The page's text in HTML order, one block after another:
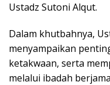
Ustadz Sutoni Alqut.
Dalam khutbahnya,
menyampaikan
ketakwaan, serta
melalui ibadah